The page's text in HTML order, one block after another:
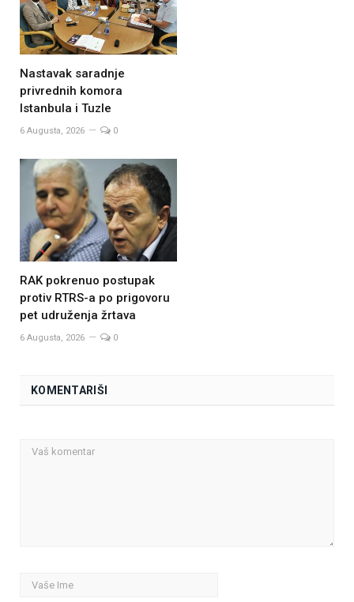
Nastavak saradnje
privrednih komora
Istanbula i Tuzle
6 Augusta, 2026 0
RAK pokrenuo postupak
protiv RTRS-a po prigovoru
pet udruženja žrtava
6 Augusta, 2026 0
KOMENTARIŠI